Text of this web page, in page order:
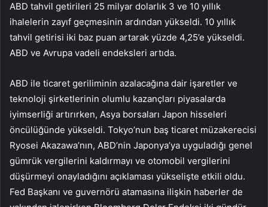
ABD tahvil getirileri 25 milyar dolarlık 3 ve 10 yıllık
ihalelerin zayıf geçmesinin ardından yükseldi. 10 yıllık
tahvil getirisi iki baz puan artarak yüzde 4,25’e yükseldi.
ABD ve Avrupa vadeli endeksleri artıda.
ABD ile ticaret geriliminin azalacağına dair işaretler ve
teknoloji şirketlerinin olumlu kazançları piyasalarda
iyimserliği artırırken, Asya borsaları Japon hisseleri
öncülüğünde yükseldi. Tokyo’nun baş ticaret müzakerecisi
Ryosei Akazawa’nın, ABD’nin Japonya’ya uyguladığı genel
gümrük vergilerini kaldırmayı ve otomobil vergilerini
düşürmeyi onayladığını açıklaması yükselişte etkili oldu.
Fed Başkanı ve guvernörü atamasına ilişkin haberler de